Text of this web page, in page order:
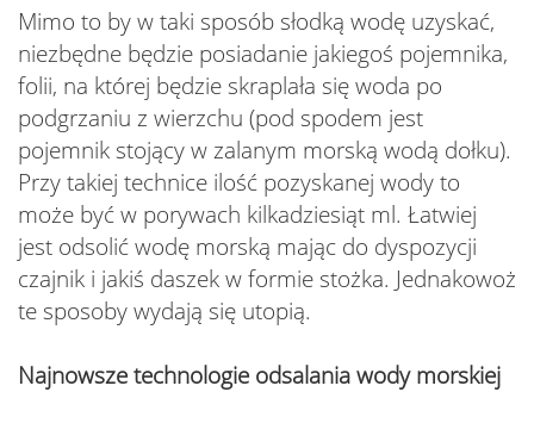
Mimo to by w taki sposób słodką wodę uzyskać,
niezbędne będzie posiadanie jakiegoś pojemnika,
folii, na której będzie skraplała się woda po
podgrzaniu z wierzchu (pod spodem jest
pojemnik stojący w zalanym morską wodą dołku).
Przy takiej technice ilość pozyskanej wody to
może być w porywach kilkadziesiąt ml. Łatwiej
jest odsolić wodę morską mając do dyspozycji
czajnik i jakiś daszek w formie stożka. Jednakowoż
te sposoby wydają się utopią.
Najnowsze technologie odsalania wody morskiej